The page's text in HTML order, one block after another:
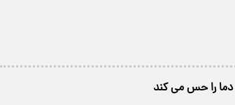
را حس می ‌کند